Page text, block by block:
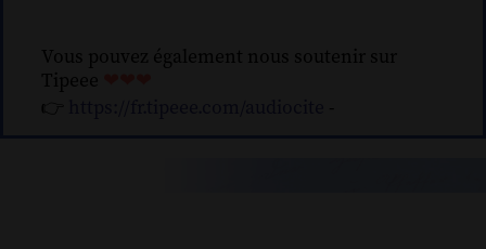
Vous pouvez également nous soutenir sur
Tipeee
👉
-